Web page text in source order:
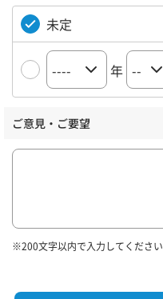
未定
年
ご意見・ご要望
※200文字以内で入力してください